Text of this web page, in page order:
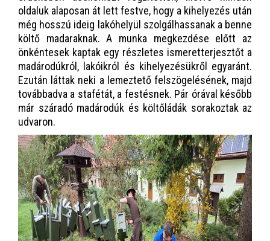
oldaluk alaposan át lett festve, hogy a kihelyezés után
még hosszú ideig lakóhelyül szolgálhassanak a benne
költő madaraknak. A munka megkezdése előtt az
önkéntesek kaptak egy részletes ismeretterjesztőt a
madárodúkról, lakóikról és kihelyezésükről egyaránt.
Ezután láttak neki a lemeztető felszögelésének, majd
továbbadva a stafétát, a festésnek. Pár órával később
már száradó madárodúk és költőládák sorakoztak az
udvaron.